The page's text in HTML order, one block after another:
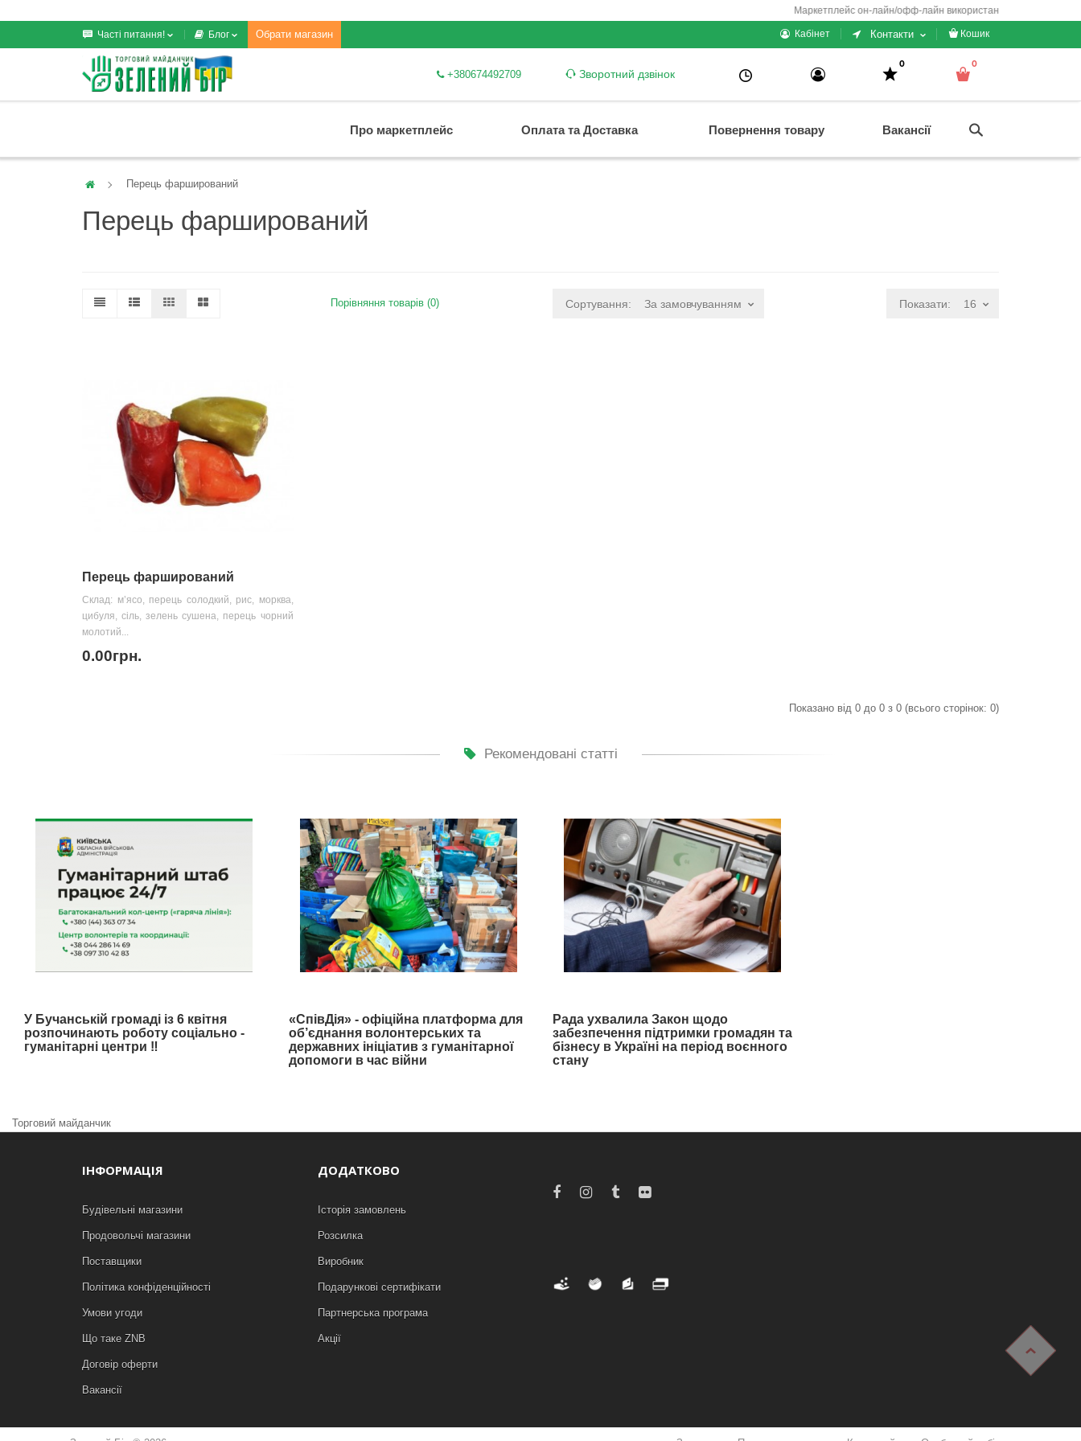
Маркетплейс он-лайн/офф-лайн використання + електронні
Часті питання! Блог Обрати магазин Кабінет Контакти Кошик
Зворотний дзвінок
+380674492709
0 0
Про маркетплейс Оплата та Доставка Повернення товару Вакансії
Перець фарширований
Перець фарширований
Порівняння товарів (0) Сортування: За замовчуванням Показати: 16
Перець фарширований
Склад: м’ясо, перець солодкий, рис, морква,
цибуля, сіль, зелень сушена, перець чорний
молотий...
0.00грн.
Показано від 0 до 0 з 0 (всього сторінок: 0)
Рекомендовані статті
У Бучанській громаді із 6 квітня
розпочинають роботу соціально -
гуманітарні центри ‼️
«СпівДія» - офіційна платформа для
об’єднання волонтерських та
державних ініціатив з гуманітарної
допомоги в час війни
Рада ухвалила Закон щодо
забезпечення підтримки громадян та
бізнесу в Україні на період воєнного
стану
Торговий майданчик
ІНФОРМАЦІЯ
Будівельні магазини
Продовольчі магазини
Поставщики
Політика конфіденційності
Умови угоди
Що таке ZNB
Договір оферти
Вакансії
ДОДАТКОВО
Історія замовлень
Розсилка
Виробник
Подарункові сертифікати
Партнерська програма
Акції